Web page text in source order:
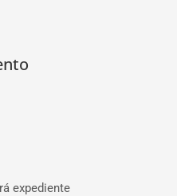
expediente